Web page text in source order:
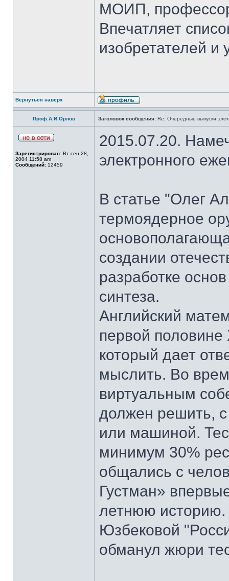
МОИП,
Впечатляет
изобретателей и
Вернуться наверх
Проф.А.И.Орлов Заголовок сообщения: Re: Очередные выпуски
Зарегистрирован: Вт сен 28,
2004 11:58 am
Сообщений: 12459
2015.07.20.
электронного
В статье "Олег
термоядерное
создании
разработке
синтеза.
Английский
первой
который дает
мыслить. Во
виртуальным
должен решить, с
или машиной.
минимум 30%
общались с
Густман»
летнюю историю.
Юзбековой
обманул жюри